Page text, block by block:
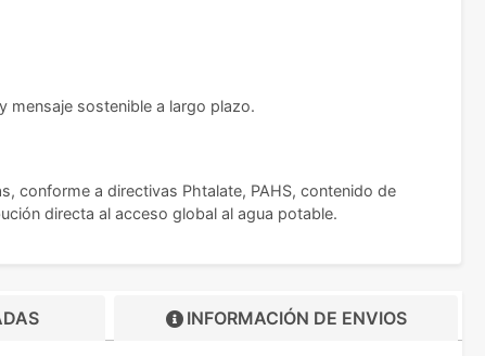
mensaje sostenible a largo plazo.
conforme a directivas Phtalate, PAHS, contenido de
directa al acceso global al agua potable.
INFORMACIÓN DE ENVIOS